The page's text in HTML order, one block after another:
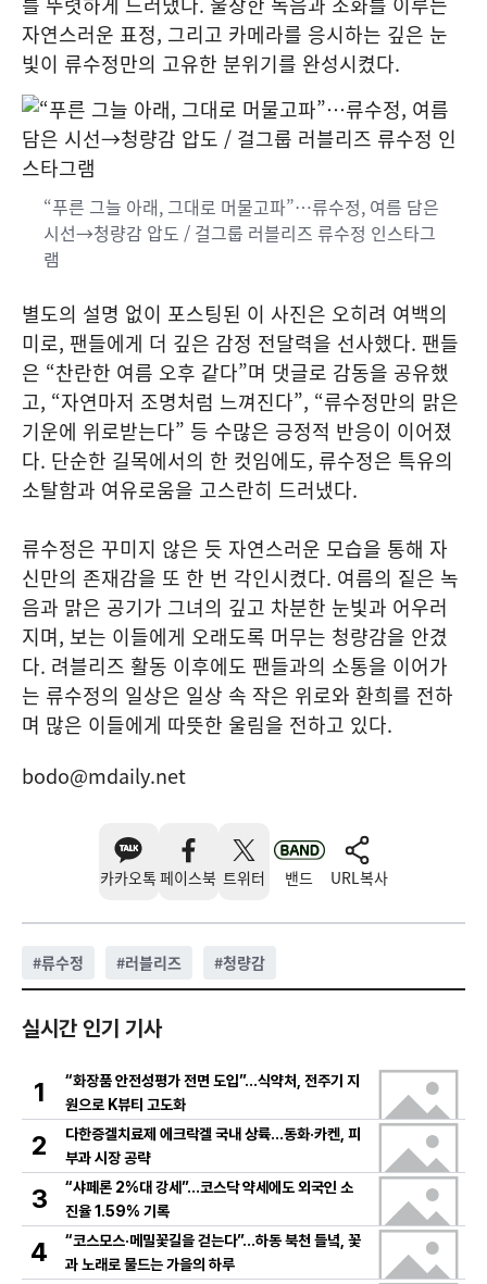
자연스러운 표정, 그리고 카메라를 응시하는 깊은 눈
빛이 류수정만의 고유한 분위기를 완성시켰다.
“푸른 그늘 아래, 그대로 머물고파”…류수정, 여름 담은
시선→청량감 압도 / 걸그룹 러블리즈 류수정 인스타그
램
별도의 설명 없이 포스팅된 이 사진은 오히려 여백의
미로, 팬들에게 더 깊은 감정 전달력을 선사했다. 팬들
은 “찬란한 여름 오후 같다”며 댓글로 감동을 공유했
고, “자연마저 조명처럼 느껴진다”, “류수정만의 맑은
기운에 위로받는다” 등 수많은 긍정적 반응이 이어졌
다. 단순한 길목에서의 한 컷임에도, 류수정은 특유의
소탈함과 여유로움을 고스란히 드러냈다.
류수정은 꾸미지 않은 듯 자연스러운 모습을 통해 자
신만의 존재감을 또 한 번 각인시켰다. 여름의 짙은 녹
음과 맑은 공기가 그녀의 깊고 차분한 눈빛과 어우러
지며, 보는 이들에게 오래도록 머무는 청량감을 안겼
다. 려블리즈 활동 이후에도 팬들과의 소통을 이어가
는 류수정의 일상은 일상 속 작은 위로와 환희를 전하
며 많은 이들에게 따뜻한 울림을 전하고 있다.
bodo@mdaily.net
카카오톡 페이스북 트위터 밴드 URL복사
#류수정 #러블리즈 #청량감
실시간 인기 기사
1
“화장품 안전성평가 전면 도입”…식약처, 전주기 지
원으로 K뷰티 고도화
2
다한증겔치료제 에크락겔 국내 상륙…동화·카켄, 피
부과 시장 공략
3
“샤페론 2%대 강세”…코스닥 약세에도 외국인 소
진율 1.59% 기록
4
“코스모스·메밀꽃길을 걷는다”…하동 북천 들녘, 꽃
과 노래로 물드는 가을의 하루